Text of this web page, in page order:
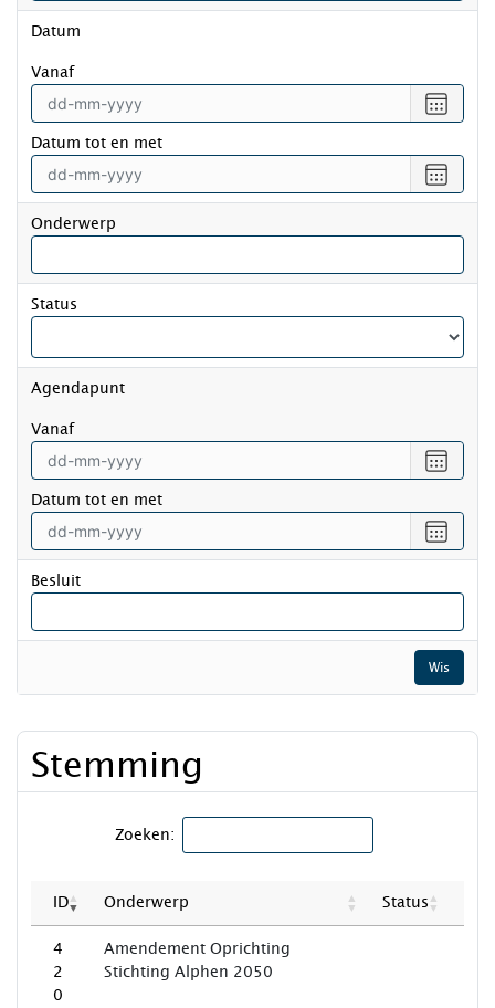
Datum
vanaf
een
vanaf
Datum tot en met
een
tot
met
Onderwerp
Status
Agendapunt
vanaf
een
vanaf
Datum tot en met
een
tot
met
Besluit
Wis
Stemming
Zoeken:
ID Onderwerp
Status
4
2
0
Amendement Oprichting
Stichting Alphen 2050